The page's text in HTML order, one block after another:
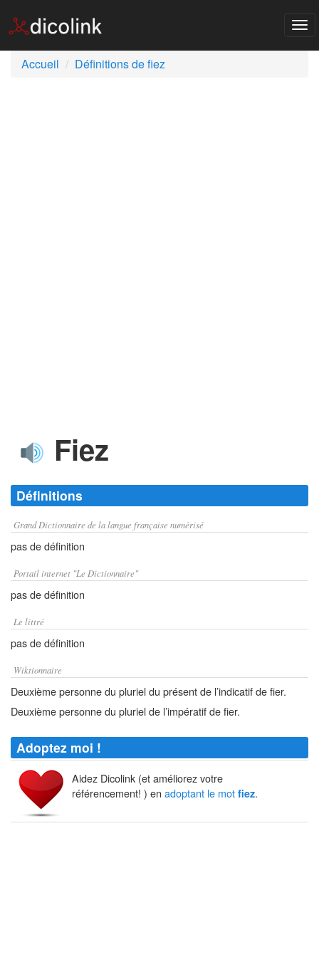
Accueil
Définitions de fiez
Fiez
Définitions
Grand Dictionnaire de la langue française numérisé
pas de définition
Portail internet "Le Dictionnaire"
pas de définition
Le littré
pas de définition
Wiktionnaire
Deuxième personne du pluriel du présent de l’indicatif de fier.
Deuxième personne du pluriel de l’impératif de fier.
Adoptez moi !
Aidez Dicolink (et améliorez votre
référencement! ) en adoptant le mot fiez.